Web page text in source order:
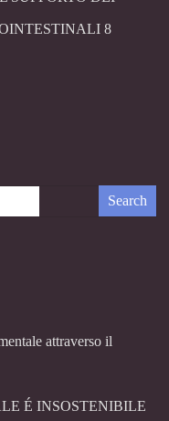
8
attraverso il
É INSOSTENIBILE